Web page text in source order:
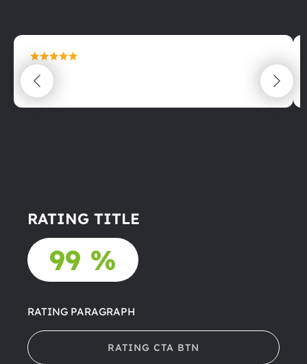
maximální spokojenost
22.06.2025
RATING TITLE
99 %
RATING PARAGRAPH
RATING CTA BTN